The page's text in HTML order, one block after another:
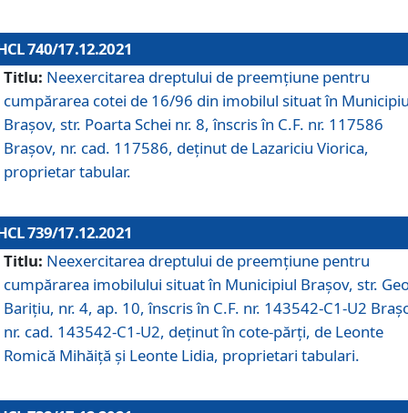
740/17.12.2021
Titlu: Neexercitarea dreptului de preemţiune pentru
cumpărarea cotei de 16/96 din imobilul situat în
Braşov, str. Poarta Schei nr. 8, înscris în C.F. nr. 117586
Brașov, nr. cad. 117586, deținut de Lazariciu Viorica,
proprietar tabular.
739/17.12.2021
Titlu: Neexercitarea dreptului de preemţiune pentru
cumpărarea imobilului situat în Municipiul Braşov, str.
Barițiu, nr. 4, ap. 10, înscris în C.F. nr. 143542-C1-U2
nr. cad. 143542-C1-U2, deținut în cote-părți, de Leonte
Romică Mihăiță și Leonte Lidia, proprietari tabulari.